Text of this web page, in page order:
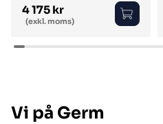
Ordinarie pris
4 175 kr
(exkl. moms)
Vi på Germ